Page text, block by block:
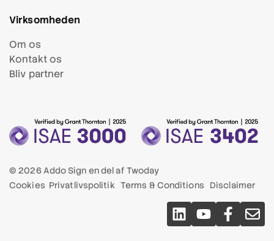
Virksomheden
Om os
Kontakt os
Bliv partner
© 2026 Addo Sign en del af Twoday
Cookies Privatlivspolitik Terms & Conditions Disclaimer